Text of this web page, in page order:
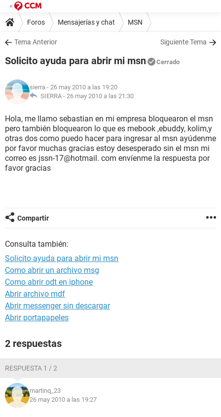
Foros Mensajerías y chat MSN
Tema Anterior Siguiente Tema
Solicito ayuda para abrir mi msn Cerrado
sierra - 26 may 2010 a las 19:20
SIERRA - 26 may 2010 a las 21:30
Hola, me llamo sebastian en mi empresa bloquearon el msn
pero también bloquearon lo que es mebook ,ebuddy, kolim,y
otras dos como puedo hacer para ingresar al msn ayúdenme
por favor muchas gracias estoy desesperado sin el msn mi
correo es jssn-17@hotmail. com envíenme la respuesta por
favor gracias
Compartir
Consulta también:
Solicito ayuda para abrir mi msn
Como abrir un archivo msg
Como abrir odt en iphone
Abrir archivo mdf
Abrir messenger sin descargar
Abrir portapapeles
2 respuestas
RESPUESTA 1 / 2
martinq_23
26 may 2010 a las 19:27